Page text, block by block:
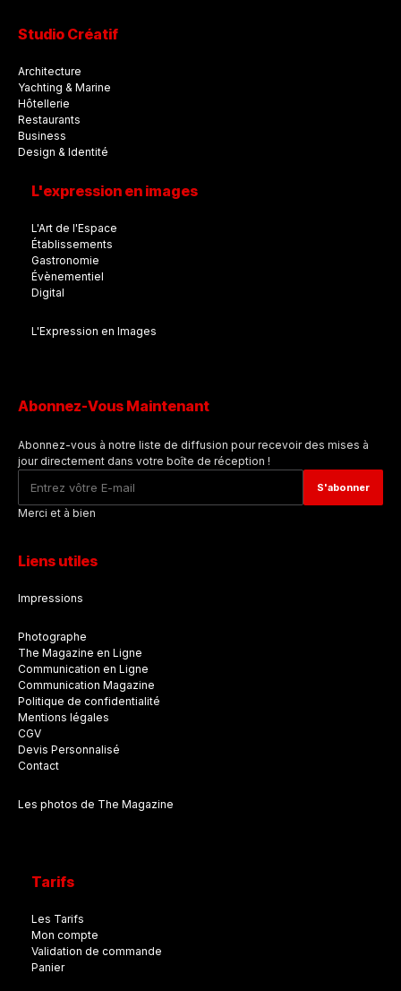
Studio Créatif
Architecture
Yachting & Marine
Hôtellerie
Restaurants
Business
Design & Identité
L'expression en images
L'Art de l'Espace
Établissements
Gastronomie
Évènementiel
Digital
L'Expression en Images
Abonnez-Vous Maintenant
Abonnez-vous à notre liste de diffusion pour recevoir des mises à
jour directement dans votre boîte de réception !
Merci et à bien
Liens utiles
Impressions
Photographe
The Magazine en Ligne
Communication en Ligne
Communication Magazine
Politique de confidentialité
Mentions légales
CGV
Devis Personnalisé
Contact
Les photos de The Magazine
Tarifs
Les Tarifs
Mon compte
Validation de commande
Panier